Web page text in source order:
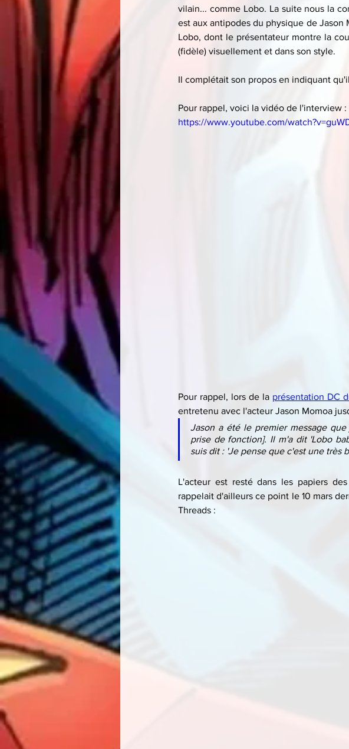
vilain... comme Lobo. La suite nous la
est aux antipodes du physique de
Lobo, dont le présentateur montre la
(fidèle) visuellement et dans son style.
Il complétait son propos en indiquant
Pour rappel, voici la vidéo de l'interview :
https://www.youtube.com/
Pour rappel, lors de la présentation DC
entretenu avec l'acteur Jason Momoa
Jason a été le premier message
prise de fonction]. Il m'a dit 'Lobo
suis dit : 'Je pense que c'est une très
L'acteur est resté dans les papiers
rappelait d'ailleurs ce point le 10 mars
Threads :